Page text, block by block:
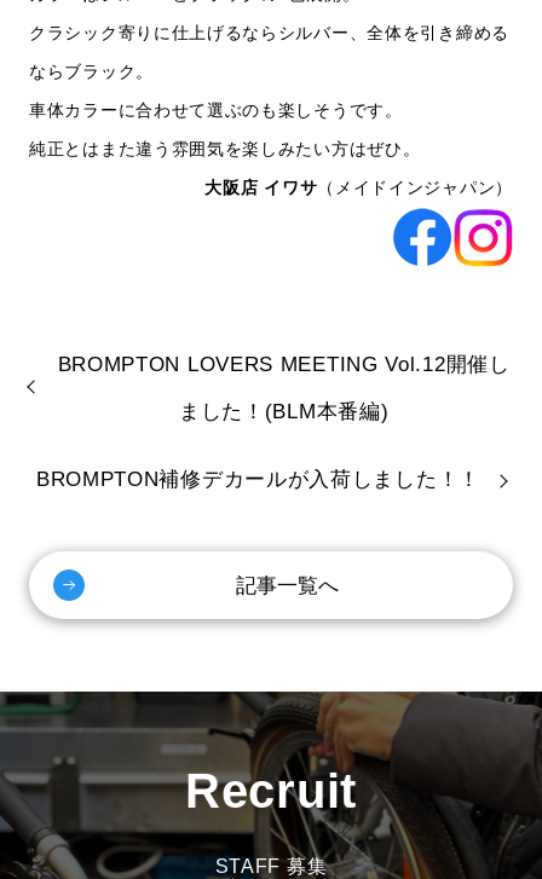
クラシック寄りに仕上げるならシルバー、全体を引き締める
ならブラック。
車体カラーに合わせて選ぶのも楽しそうです。
純正とはまた違う雰囲気を楽しみたい方はぜひ。
大阪店 イワサ （メイドインジャパン）
BROMPTON LOVERS MEETING Vol.12開催し
ました！(BLM本番編)
BROMPTON補修デカールが入荷しました！！
記事一覧へ
Recruit
STAFF 募集